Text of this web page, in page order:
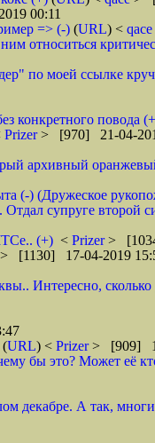
00:11
=> (-) (URL) < qace
по моей ссылке
конкретного повода
Prizer> [970] 21-04-
архивный оранжевый
(-) (Дружеское
супруге второй
(+) < Prizer>
> [1130] 17-04-2019
Интересно,
(URL) < Prizer> [909]
бы это? Может её
декабре. А так,